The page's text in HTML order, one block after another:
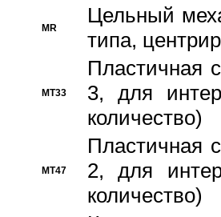
MR
Цельный
типа,
MT33
Пластичная
3, для
количество)
MT47
Пластичная
2, для
количество)